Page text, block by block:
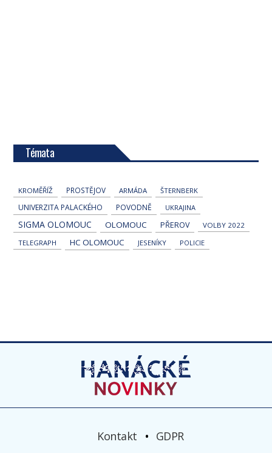
Témata
KROMĚŘÍŽ PROSTĚJOV ARMÁDA ŠTERNBERK
UNIVERZITA PALACKÉHO POVODNĚ UKRAJINA
SIGMA OLOMOUC OLOMOUC PŘEROV
VOLBY 2022
TELEGRAPH
HC OLOMOUC JESENÍKY POLICIE
Kontakt
GDPR